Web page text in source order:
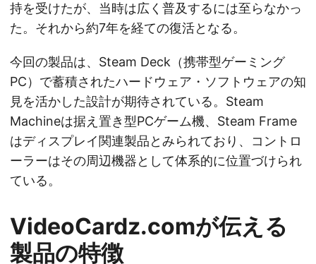
持を受けたが、当時は広く普及するには至らなかっ
た。それから約7年を経ての復活となる。
今回の製品は、Steam Deck（携帯型ゲーミング
PC）で蓄積されたハードウェア・ソフトウェアの知
見を活かした設計が期待されている。Steam
Machineは据え置き型PCゲーム機、Steam Frame
はディスプレイ関連製品とみられており、コントロ
ーラーはその周辺機器として体系的に位置づけられ
ている。
VideoCardz.comが伝える
製品の特徴